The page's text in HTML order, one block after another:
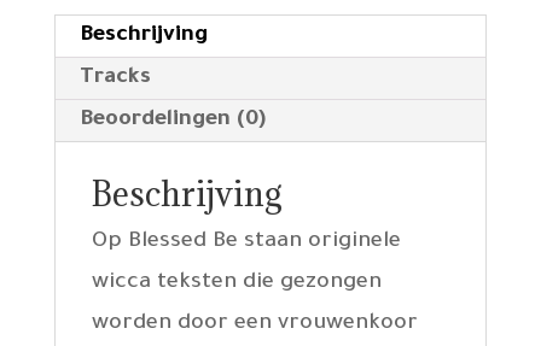
Beschrijving
Tracks
Beoordelingen (0)
Beschrijving
Op Blessed Be staan originele
wicca teksten die gezongen
worden door een vrouwenkoor